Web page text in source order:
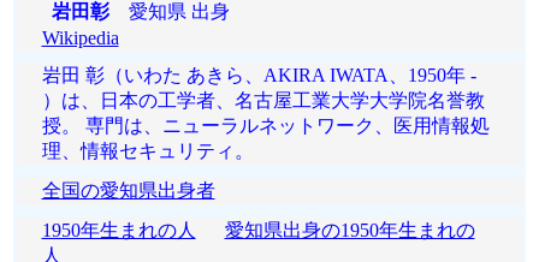
岩田彰愛知県 出身
Wikipedia
岩田 彰（いわた あきら、AKIRA IWATA、1950年 -
）は、日本の工学者、名古屋工業大学大学院名誉教
授。 専門は、ニューラルネットワーク、医用情報処
理、情報セキュリティ。
全国の愛知県出身者
1950年生まれの人
愛知県出身の1950年生まれの
人